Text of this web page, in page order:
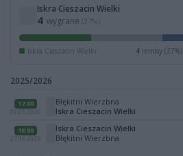
Iskra Cieszacin Wielki
4 wygrane (27%)
Iskra Cieszacin Wielki 4remisy (27%)
2025/2026
17:00
09.05.2026
Błękitni Wierzbna
Iskra Cieszacin Wielki
16:00
27.09.2025
Iskra Cieszacin Wielki
Błękitni Wierzbna